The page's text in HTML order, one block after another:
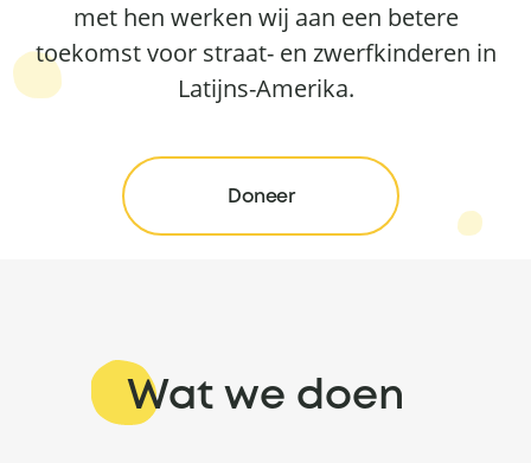
met hen werken wij aan een betere
toekomst voor straat- en zwerfkinderen in
Latijns-Amerika.
Doneer
Wat we doen